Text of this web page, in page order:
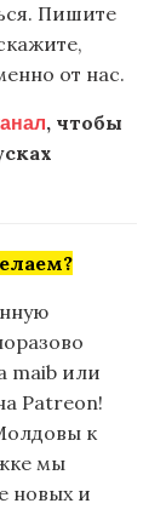
Пишите
от нас.
, чтобы
maib или
Patreon!
к
мы
новых и